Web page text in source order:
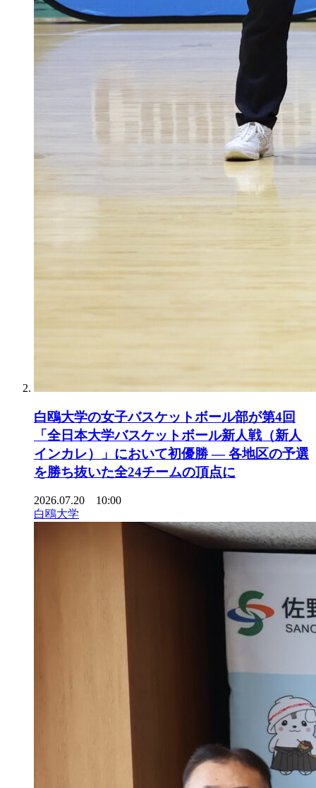
白鴎大学の女子バスケットボール部が第4回
「全日本大学バスケットボール新人戦（新人
インカレ）」において初優勝 ― 各地区の予選
を勝ち抜いた全24チームの頂点に
2026.07.20 10:00
白鴎大学